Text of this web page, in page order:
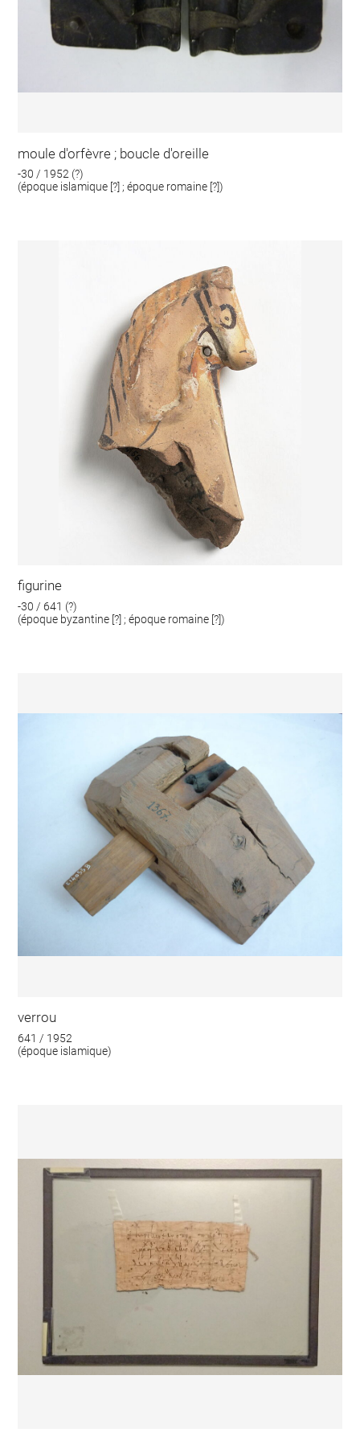
moule d'orfèvre ; boucle d'oreille
-30 / 1952 (?)
(époque islamique [?] ; époque romaine [?])
figurine
-30 / 641 (?)
(époque byzantine [?] ; époque romaine [?])
verrou
641 / 1952
(époque islamique)